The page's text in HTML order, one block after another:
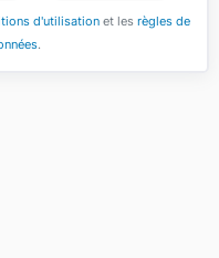
d'utilisationet les règles de
.